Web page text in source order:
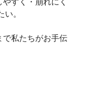
。
で私たちがお手伝